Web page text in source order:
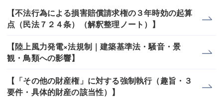
【不法行為による損害賠償請求権の３年時効の起算
点（民法７２４条）（解釈整理ノート）】
【陸上風力発電×法規制｜建築基準法・騒音・景
観・鳥類への影響】
【「その他の財産権」に対する強制執行（趣旨・３
要件・具体的財産の該当性）】